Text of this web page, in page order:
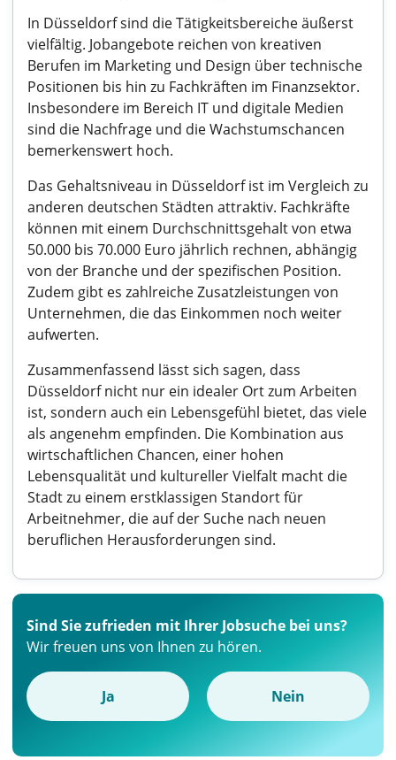
In Düsseldorf sind die Tätigkeitsbereiche äußerst
vielfältig. Jobangebote reichen von kreativen
Berufen im Marketing und Design über technische
Positionen bis hin zu Fachkräften im Finanzsektor.
Insbesondere im Bereich IT und digitale Medien
sind die Nachfrage und die Wachstumschancen
bemerkenswert hoch.
Das Gehaltsniveau in Düsseldorf ist im Vergleich zu
anderen deutschen Städten attraktiv. Fachkräfte
können mit einem Durchschnittsgehalt von etwa
50.000 bis 70.000 Euro jährlich rechnen, abhängig
von der Branche und der spezifischen Position.
Zudem gibt es zahlreiche Zusatzleistungen von
Unternehmen, die das Einkommen noch weiter
aufwerten.
Zusammenfassend lässt sich sagen, dass
Düsseldorf nicht nur ein idealer Ort zum Arbeiten
ist, sondern auch ein Lebensgefühl bietet, das viele
als angenehm empfinden. Die Kombination aus
wirtschaftlichen Chancen, einer hohen
Lebensqualität und kultureller Vielfalt macht die
Stadt zu einem erstklassigen Standort für
Arbeitnehmer, die auf der Suche nach neuen
beruflichen Herausforderungen sind.
Sind Sie zufrieden mit Ihrer Jobsuche bei uns?
Wir freuen uns von Ihnen zu hören.
Ja Nein